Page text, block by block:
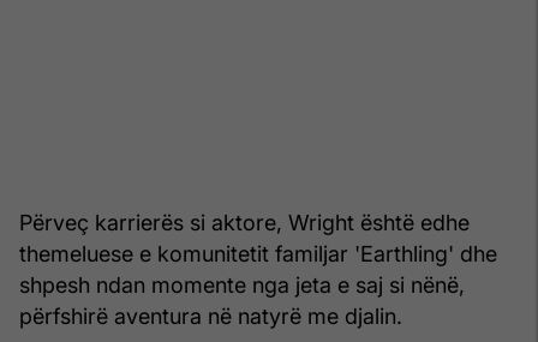
Përveç karrierës si aktore, Wright është edhe
themeluese e komunitetit familjar 'Earthling' dhe
shpesh ndan momente nga jeta e saj si nënë,
përfshirë aventura në natyrë me djalin.